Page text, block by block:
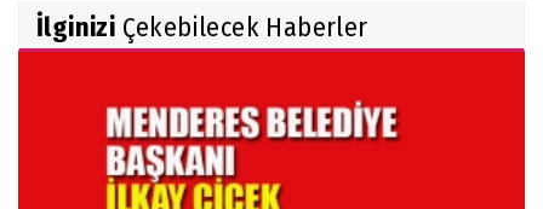
İlginizi Çekebilecek Haberler